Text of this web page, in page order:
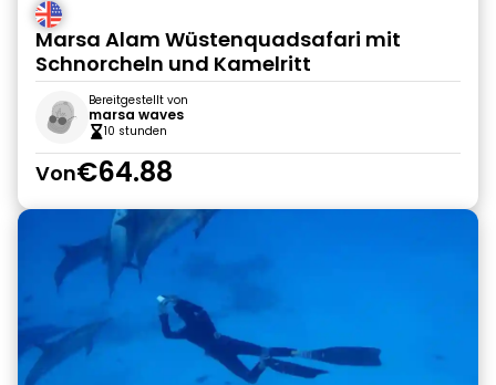
Marsa Alam Wüstenquadsafari mit
Schnorcheln und Kamelritt
Bereitgestellt von
marsa waves
10 stunden
Von€64.88